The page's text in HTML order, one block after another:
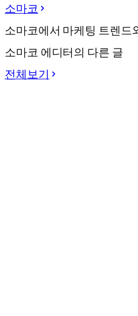
소마코
소마코에서 마케팅 트렌드
소마코 에디터의 다른 글
전체보기